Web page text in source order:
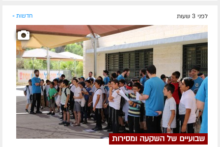
לפני 3 שעות חדשות »
שבועיים של השקעה ומסירות